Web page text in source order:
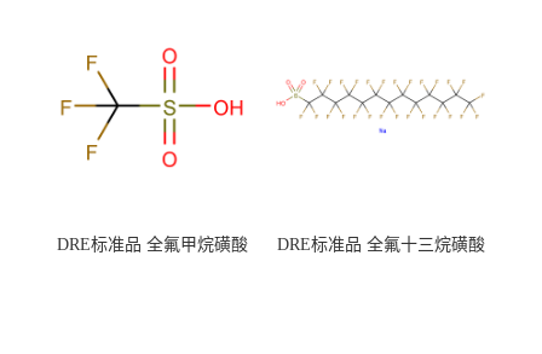
（泰坦现货供应）
DRE标准品 全氟甲烷磺酸
DRE标准品 全氟十三烷磺酸